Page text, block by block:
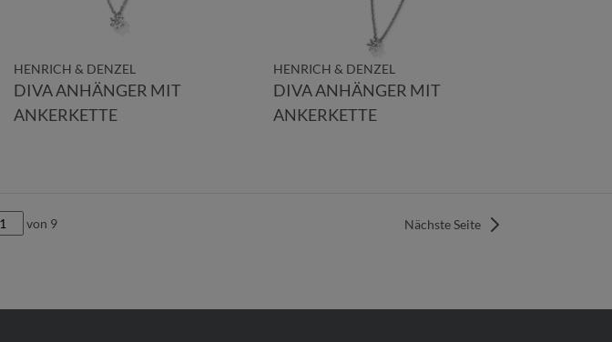
HENRICH & DENZEL
DIVA ANHÄNGER MIT
ANKERKETTE
HENRICH & DENZEL
DIVA ANHÄNGER MIT
ANKERKETTE
von 9 Nächste Seite